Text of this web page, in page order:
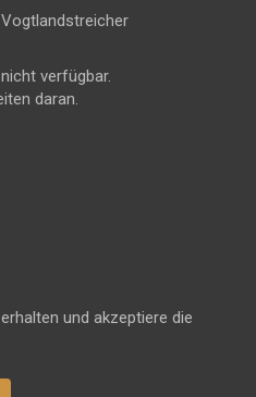
verfügbar.
daran.
und akzeptiere die